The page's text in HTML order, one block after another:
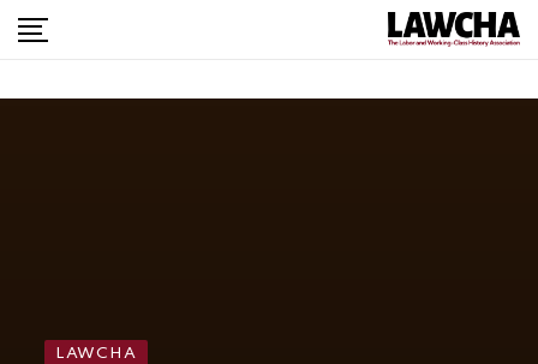
LAWCHA